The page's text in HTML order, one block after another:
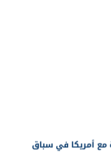
مع أمريكا في سباق